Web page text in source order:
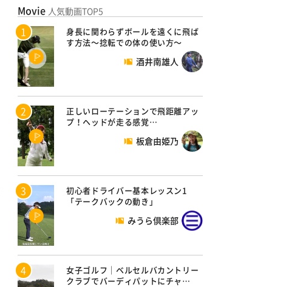
Movie 人気動画TOP5
身長に関わらずボールを遠くに飛ば
す方法～捻転での体の使い方～
酒井南雄人
正しいローテーションで飛距離アッ
プ！ヘッドが走る感覚…
板倉由姫乃
初心者ドライバー基本レッスン1
「テークバックの動き」
みうら倶楽部
女子ゴルフ｜ベルセルバカントリー
クラブでバーディパットにチャ…